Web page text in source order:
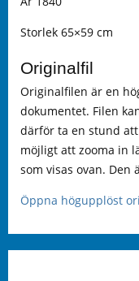
Storlek 65×59 cm
Originalfil
Originalfilen är en
dokumentet. Filen
därför ta en stund
möjligt att zooma in
som visas ovan.
Öppna högupplöst